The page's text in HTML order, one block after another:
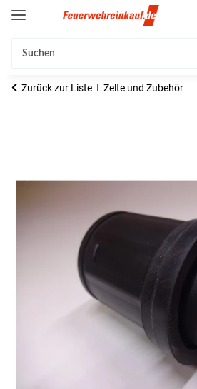
Zurück zur Liste Zelte und Zubehör